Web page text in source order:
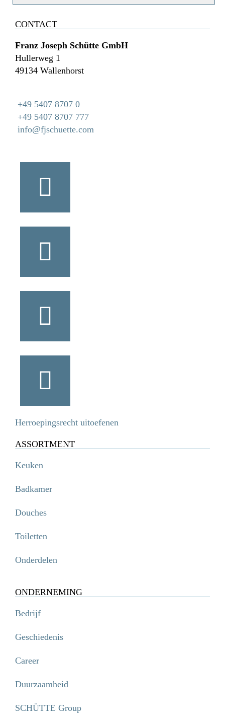
CONTACT
Franz Joseph Schütte GmbH
Hullerweg 1
49134 Wallenhorst
+49 5407 8707 0
+49 5407 8707 777
info@fjschuette.com
Herroepingsrecht uitoefenen
ASSORTMENT
Keuken
Badkamer
Douches
Toiletten
Onderdelen
ONDERNEMING
Bedrijf
Geschiedenis
Career
Duurzaamheid
SCHÜTTE Group